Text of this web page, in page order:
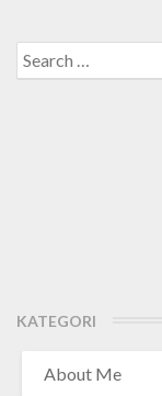
Search
for:
KATEGORI
About Me